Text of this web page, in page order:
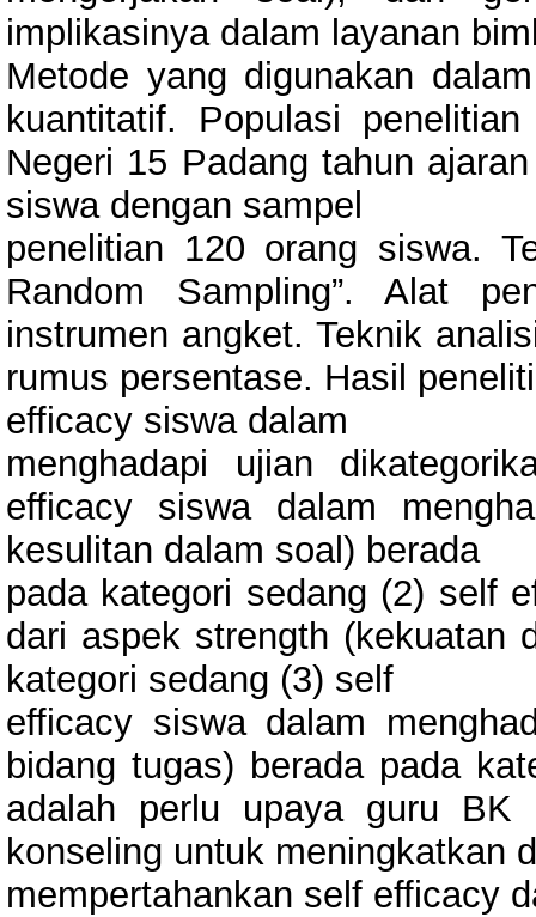
implikasinya dalam layanan
Metode yang digunakan
kuantitatif. Populasi
Negeri 15 Padang tahun
siswa dengan sampel
penelitian 120 orang siswa.
Random Sampling”. Alat
instrumen angket. Teknik
rumus persentase. Hasil
efficacy siswa dalam
menghadapi ujian
efficacy siswa dalam
kesulitan dalam soal) berada
pada kategori sedang (2) self
dari aspek strength (kekuatan
kategori sedang (3) self
efficacy siswa dalam
bidang tugas) berada pada
adalah perlu upaya guru BK
konseling untuk meningkatkan
mempertahankan self efficacy